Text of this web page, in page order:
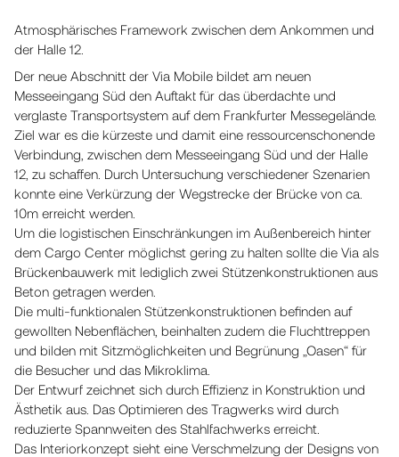
Atmosphärisches Framework zwischen dem Ankommen und
der Halle 12.
Der neue Abschnitt der Via Mobile bildet am neuen
Messeeingang Süd den Auftakt für das überdachte und
verglaste Transportsystem auf dem Frankfurter Messegelände.
Ziel war es die kürzeste und damit eine ressourcenschonende
Verbindung, zwischen dem Messeeingang Süd und der Halle
12, zu schaffen. Durch Untersuchung verschiedener Szenarien
konnte eine Verkürzung der Wegstrecke der Brücke von ca.
10m erreicht werden.
Um die logistischen Einschränkungen im Außenbereich hinter
dem Cargo Center möglichst gering zu halten sollte die Via als
Brückenbauwerk mit lediglich zwei Stützenkonstruktionen aus
Beton getragen werden.
Die multi-funktionalen Stützenkonstruktionen befinden auf
gewollten Nebenflächen, beinhalten zudem die Fluchttreppen
und bilden mit Sitzmöglichkeiten und Begrünung „Oasen“ für
die Besucher und das Mikroklima.
Der Entwurf zeichnet sich durch Effizienz in Konstruktion und
Ästhetik aus. Das Optimieren des Tragwerks wird durch
reduzierte Spannweiten des Stahlfachwerks erreicht.
Das Interiorkonzept sieht eine Verschmelzung der Designs von